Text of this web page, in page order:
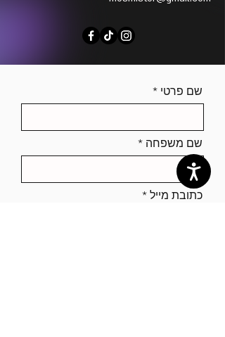
שם פרטי
שם משפחה
כתובת מייל